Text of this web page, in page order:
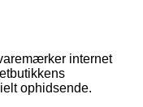
internet
ophidsende.